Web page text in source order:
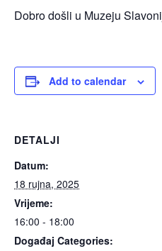
Dobro došli u Muzeju
Add to calendar
DETALJI
Datum:
18 rujna, 2025
Vrijeme:
16:00 - 18:00
Događaj Categories: